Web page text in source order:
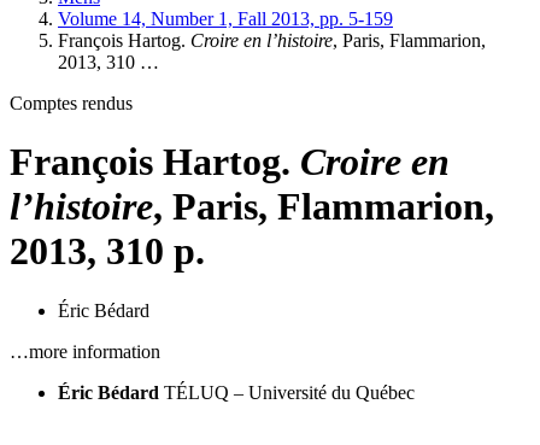
Volume 14, Number 1, Fall 2013, pp. 5-159
François Hartog. Croire en l’histoire, Paris, Flammarion,
2013, 310 …
Comptes rendus
François Hartog. Croire en
l’histoire, Paris, Flammarion,
2013, 310 p.
Éric Bédard
…more information
Éric Bédard TÉLUQ – Université du Québec